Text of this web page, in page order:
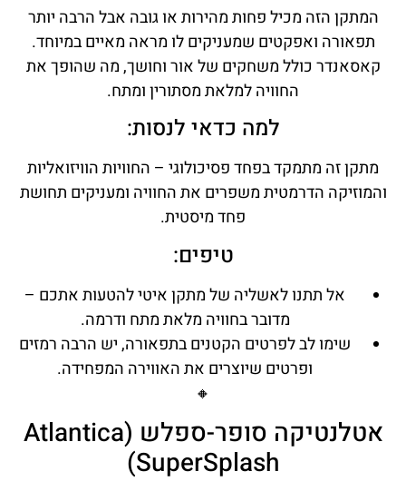
המתקן הזה מכיל פחות מהירות או גובה אבל הרבה יותר
תפאורה ואפקטים שמעניקים לו מראה מאיים במיוחד.
קאסאנדר כולל משחקים של אור וחושך, מה שהופך את
החוויה למלאת מסתורין ומתח.
למה כדאי לנסות:
מתקן זה מתמקד בפחד פסיכולוגי – החוויות הוויזואליות
והמוזיקה הדרמטית משפרים את החוויה ומעניקים תחושת
פחד מיסטית.
טיפים:
אל תתנו לאשליה של מתקן איטי להטעות אתכם –
מדובר בחוויה מלאת מתח ודרמה.
שימו לב לפרטים הקטנים בתפאורה, יש הרבה רמזים
ופרטים שיוצרים את האווירה המפחידה.
🔸
אטלנטיקה סופר-ספלש (Atlantica
SuperSplash)